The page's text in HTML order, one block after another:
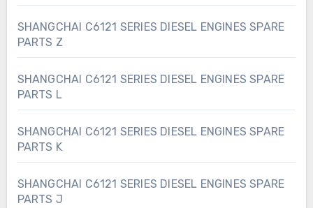
SHANGCHAI C6121 SERIES DIESEL ENGINES SPARE
PARTS Z
SHANGCHAI C6121 SERIES DIESEL ENGINES SPARE
PARTS L
SHANGCHAI C6121 SERIES DIESEL ENGINES SPARE
PARTS K
SHANGCHAI C6121 SERIES DIESEL ENGINES SPARE
PARTS J